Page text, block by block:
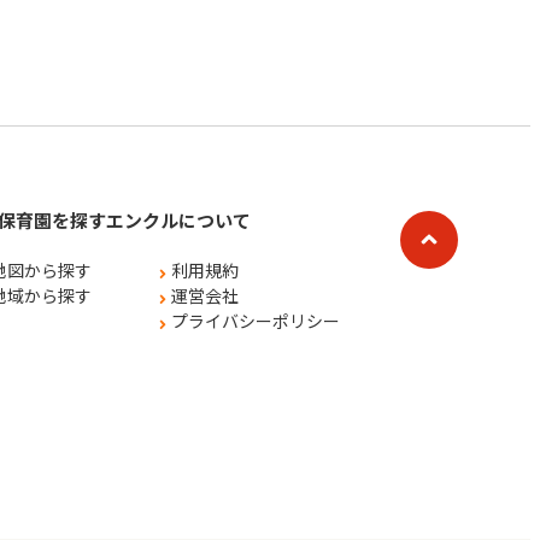
育園を探す
図から探す
域から探す
エンクルについて
利用規約
運営会社
プライバシーポリシー